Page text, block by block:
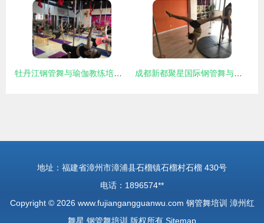
地址：福建省漳州市漳浦县石榴镇石榴村石榴 430号
电话：1896574**
Copyright © 2026 www.fujiangangguanwu.com 钢管舞培训 漳州红
舞星 钢管舞培训 版权所有 Sitemap